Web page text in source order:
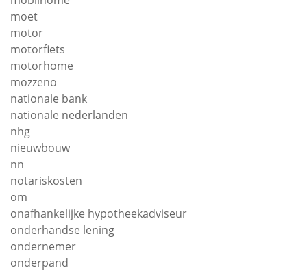
moet
motor
motorfiets
motorhome
mozzeno
nationale bank
nationale nederlanden
nhg
nieuwbouw
nn
notariskosten
om
onafhankelijke hypotheekadviseur
onderhandse lening
ondernemer
onderpand